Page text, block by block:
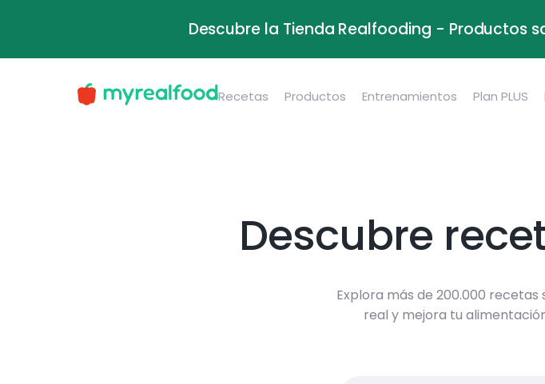
Descubre la Tienda Realfooding - Productos
Recetas Productos Entrenamientos Plan PLUS
Descubre
Explora más de 200.000
real y mejora tu